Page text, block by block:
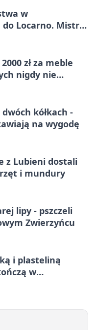
w
Locarno. Mistrz
zł za meble
nigdy nie
kółkach -
na wygodę
z Lubieni dostali
i mundury
lipy - pszczeli
Zwierzyńcu
i plasteliną
w